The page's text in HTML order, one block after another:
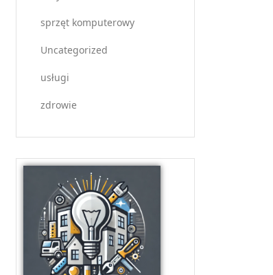
sprzęt komputerowy
Uncategorized
usługi
zdrowie